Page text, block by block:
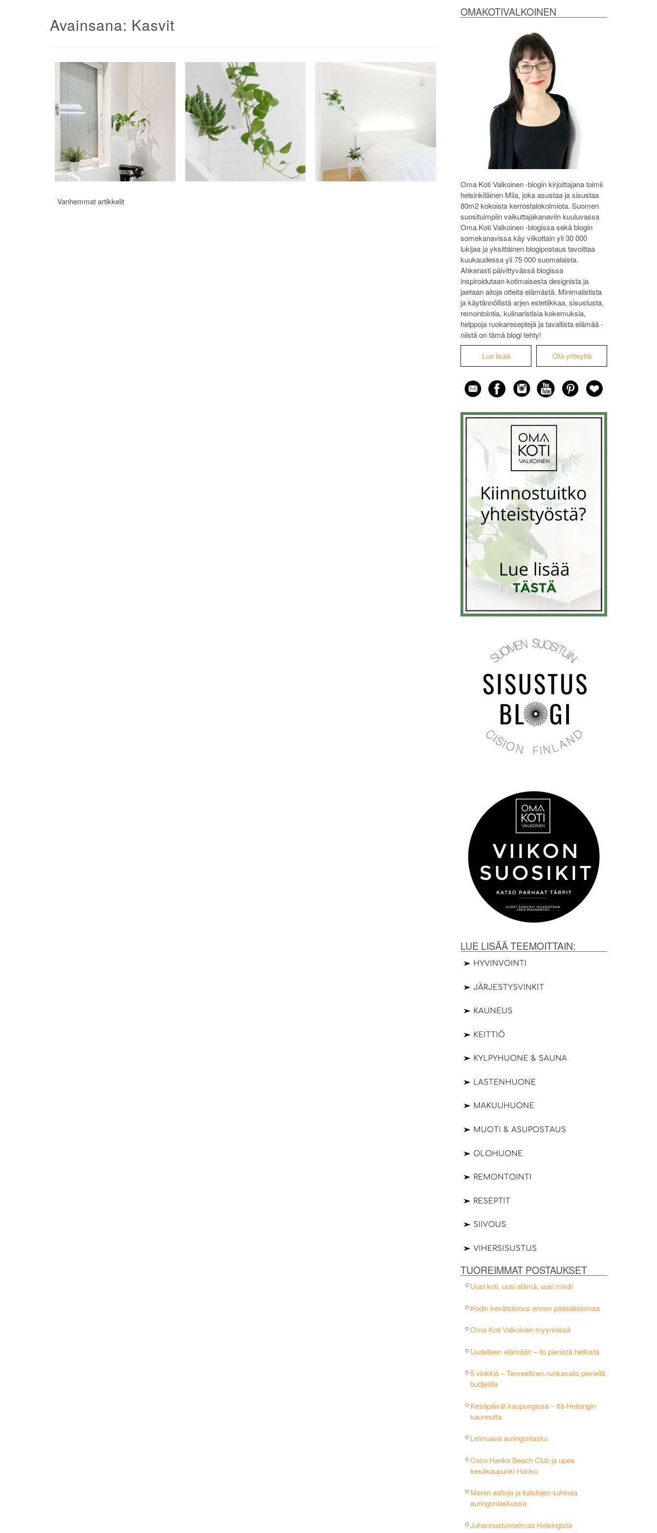
OMAKOTIVALKOINEN
Oma Koti Valkoinen -blogin kirjoittajana toimii
helsinkiläinen Miia, joka asustaa ja sisustaa
80m2 kokoista kerrostalokolmiota. Suomen
suosituimpiin vaikuttajakanaviin kuuluvassa
Oma Koti Valkoinen -blogissa sekä blogin
somekanavissa käy viikottain yli 30 000
lukijaa ja yksittäinen blogipostaus tavoittaa
kuukaudessa yli 75 000 suomalaista.
Ahkerasti päivittyvässä blogissa
inspiroidutaan kotimaisesta designista ja
jaetaan aitoja otteita elämästä. Minimalistista
ja käytännöllistä arjen estetiikkaa, sisustusta,
remontointia, kulinaristisia kokemuksia,
helppoja ruokareseptejä ja tavallista elämää -
niistä on tämä blogi tehty!
Lue lisää Ota yhteyttä
LUE LISÄÄ TEEMOITTAIN:
TUOREIMMAT POSTAUKSET
Uusi koti, uusi elämä, uusi minä!
Kodin kevätsiivous ennen pääsiäislomaa
Oma Koti Valkoinen myynnissä
Uudelleen elämään – ilo pienistä hetkistä
5 vinkkiä – Terveellinen ruokavalio pienellä
budjetilla
Kesäpäivät kaupungissa – Itä-Helsingin
kauneutta
Leimuava auringonlasku
Coco Hanko Beach Club ja upea
kesäkaupunki Hanko
Meren aaltoja ja kaislojen suhinaa
auringonlaskussa
Juhannustunnelmaa Helsingistä
Avainsana: Kasvit
Artikkelien
Vanhemmat artikkelit